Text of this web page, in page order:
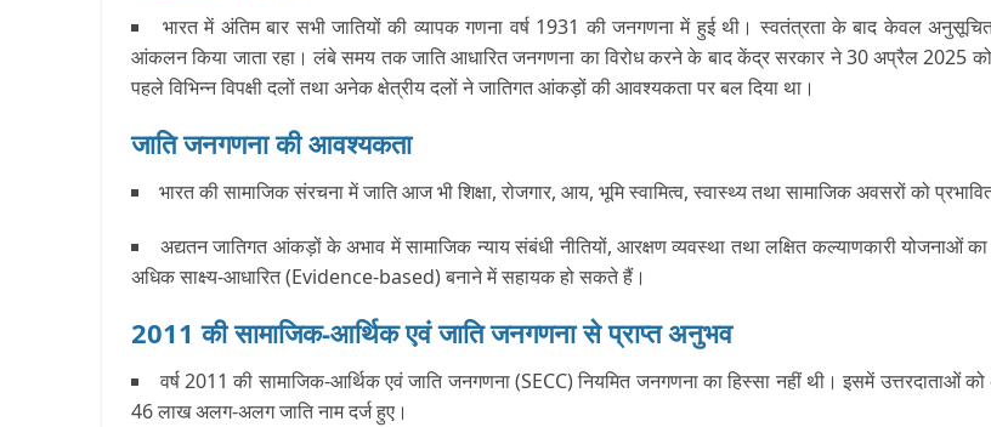
भारत में अंतिम बार सभी जातियों की व्यापक गणना वर्ष 1931 की जनगणना में हुई थी। स्वतंत्रता के बाद केवल
आंकलन किया जाता रहा। लंबे समय तक जाति आधारित जनगणना का विरोध करने के बाद केंद्र सरकार ने 30 अप्रैल 2025
पहले विभिन्न विपक्षी दलों तथा अनेक क्षेत्रीय दलों ने जातिगत आंकड़ों की आवश्यकता पर बल दिया था।
जाति जनगणना की आवश्यकता
भारत की सामाजिक संरचना में जाति आज भी शिक्षा, रोजगार, आय, भूमि स्वामित्व, स्वास्थ्य तथा सामाजिक अवसरों को
अद्यतन जातिगत आंकड़ों के अभाव में सामाजिक न्याय संबंधी नीतियों, आरक्षण व्यवस्था तथा लक्षित कल्याणकारी योजनाओं
अधिक साक्ष्य-आधारित (Evidence-based) बनाने में सहायक हो सकते हैं।
2011 की सामाजिक-आर्थिक एवं जाति जनगणना से प्राप्त अनुभव
वर्ष 2011 की सामाजिक-आर्थिक एवं जाति जनगणना (SECC) नियमित जनगणना का हिस्सा नहीं थी। इसमें उत्तरदाताओं
46 लाख अलग-अलग जाति नाम दर्ज हुए।